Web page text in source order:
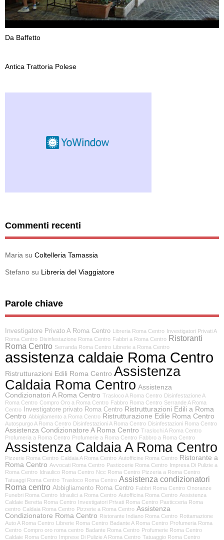
Da Baffetto
Antica Trattoria Polese
Commenti recenti
Maria su Coltelleria Tamassia
Stefano su Libreria del Viaggiatore
Parole chiave
Investigatore Privato A Roma Centro Libreria Roma Centro
Investigatori Privati A
Roma Centro Disinfestazione Roma Centro Fabbri a Roma Centro Ristoranti
Roma Centro Serranda Roma Centro Librerie a Roma Centro
assistenza caldaie Roma Centro
Ristrutturazioni Edili Roma Centro Assistenza
Caldaia Roma Centro Assistenza
Condizionatori A Roma Centro Trasloco A Roma Centro Disinfestazione A
Roma Centro Compro Oro a Roma Centro Fabbro Roma Centro Serrande A Roma
Centro
Investigatore privato Roma Centro Ristrutturazioni Edili a Roma
Centro Abbigliamento a Roma Centro Ristrutturazione Edile Roma Centro
Autospurgo A Roma Centro Disinfestazioni A Roma Centro Disinfestazioni Roma Centro
Assistenza Condizionatore A Roma Centro Traslochi A Roma Centro
Profumeria a Roma Centro Profumerie a Roma Centro Fabbro a Roma Centro
Assistenza Caldaia A Roma Centro
Pizzerie Roma Centro Caldaia A Roma Centro Autofficine Roma Centro Ristorante a
Roma Centro Avvocati Roma Centro Pasticcerie Roma Centro
Impresa Di Pulizie a
Roma Centro Idraulico Roma Centro Ncc Roma Centro Pizzeria a Roma Centro
Tatuaggi Roma Centro Trasloco Roma Centro Assistenza condizionatori
Roma centro Abbigliamento Roma Centro Fabbri Roma Centro Onoranze
Funebri Roma Centro Idraulici a Roma Centro Autofficina Roma Centro Assistenza
Caldaie Beretta Roma Centro
Investigatori Privati Roma Centro Pasticceria Roma
centro Caldaia Roma Centro Pizzerie a Roma Centro Assistenza
Condizionatore Roma Centro Ristorante Indiano Roma Centro Rottamazione
Auto A Roma Centro
Librerie Roma Centro Badante A Roma Centro Profumeria Roma
Centro Compro oro roma centro Badante Roma Centro Profumerie Roma Centro
Caldaie Roma Centro
Imprese Di Pulizie A Roma Centro Tatuaggio Roma Centro